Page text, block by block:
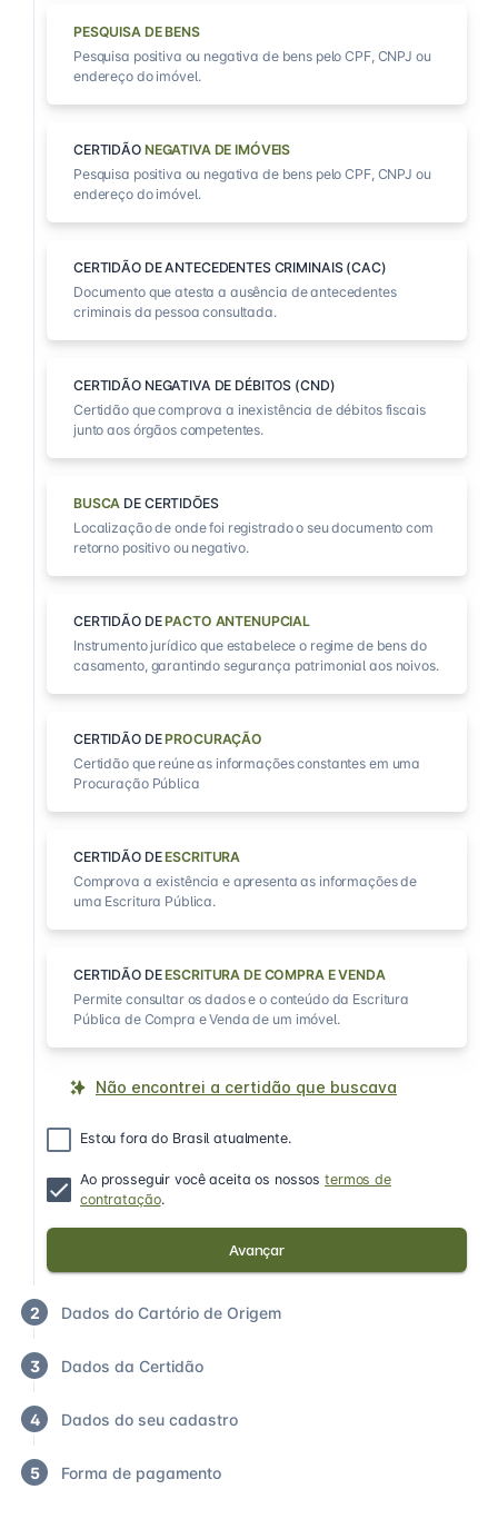
PESQUISA DE BENS
Pesquisa positiva ou negativa de bens pelo CPF, CNPJ ou
endereço do imóvel.
CERTIDÃO NEGATIVA DE IMÓVEIS
Pesquisa positiva ou negativa de bens pelo CPF, CNPJ ou
endereço do imóvel.
CERTIDÃO DE ANTECEDENTES CRIMINAIS (CAC)
Documento que atesta a ausência de antecedentes
criminais da pessoa consultada.
CERTIDÃO NEGATIVA DE DÉBITOS (CND)
Certidão que comprova a inexistência de débitos fiscais
junto aos órgãos competentes.
BUSCA DE CERTIDÕES
Localização de onde foi registrado o seu documento com
retorno positivo ou negativo.
CERTIDÃO DEPACTO ANTENUPCIAL
Instrumento jurídico que estabelece o regime de bens do
casamento, garantindo segurança patrimonial aos noivos.
CERTIDÃO DEPROCURAÇÃO
Certidão que reúne as informações constantes em uma
Procuração Pública
CERTIDÃO DEESCRITURA
Comprova a existência e apresenta as informações de
uma Escritura Pública.
CERTIDÃO DEESCRITURA DE COMPRA E VENDA
Permite consultar os dados e o conteúdo da Escritura
Pública de Compra e Venda de um imóvel.
Não encontrei a certidão que buscava
Estou fora do Brasil atualmente.
Ao prosseguir você aceita os nossostermos de
contratação.
Avançar
2 Dados do Cartório de Origem
3 Dados da Certidão
4 Dados do seu cadastro
5 Forma de pagamento